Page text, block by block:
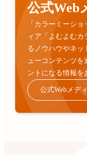
公式Web
「カラーミーシ
ィア「よむよむカ
るノウハウやネッ
ューコンテンツを
ントになる情報を
公式Webメデ